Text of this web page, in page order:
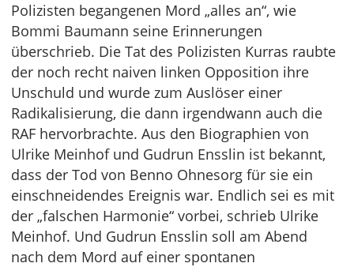
Polizisten begangenen Mord „alles an“, wie
Bommi Baumann seine Erinnerungen
überschrieb. Die Tat des Polizisten Kurras raubte
der noch recht naiven linken Opposition ihre
Unschuld und wurde zum Auslöser einer
Radikalisierung, die dann irgendwann auch die
RAF hervorbrachte. Aus den Biographien von
Ulrike Meinhof und Gudrun Ensslin ist bekannt,
dass der Tod von Benno Ohnesorg für sie ein
einschneidendes Ereignis war. Endlich sei es mit
der „falschen Harmonie“ vorbei, schrieb Ulrike
Meinhof. Und Gudrun Ensslin soll am Abend
nach dem Mord auf einer spontanen